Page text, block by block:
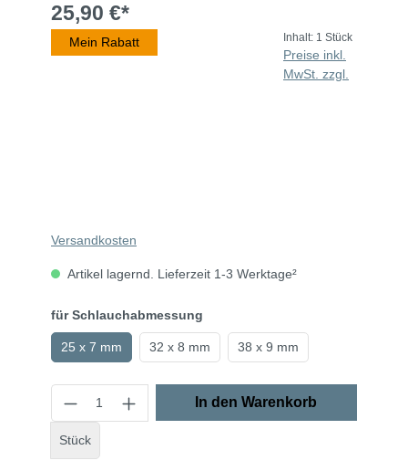
25,90 €*
Mein Rabatt Inhalt: 1 Stück
Preise inkl.
MwSt. zzgl.
Versandkosten
Artikel lagernd. Lieferzeit 1-3 Werktage²
für Schlauchabmessung
25 x 7 mm 32 x 8 mm 38 x 9 mm
Stück
In den Warenkorb